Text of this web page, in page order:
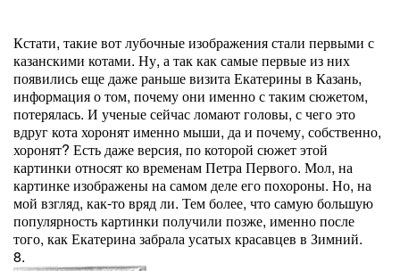
Кстати, такие вот лубочные изображения стали первыми с
казанскими котами. Ну, а так как самые первые из них
появились еще даже раньше визита Екатерины в Казань,
информация о том, почему они именно с таким сюжетом,
потерялась. И ученые сейчас ломают головы, с чего это
вдруг кота хоронят именно мыши, да и почему, собственно,
хоронят? Есть даже версия, по которой сюжет этой
картинки относят ко временам Петра Первого. Мол, на
картинке изображены на самом деле его похороны. Но, на
мой взгляд, как-то вряд ли. Тем более, что самую большую
популярность картинки получили позже, именно после
того, как Екатерина забрала усатых красавцев в Зимний.
8.